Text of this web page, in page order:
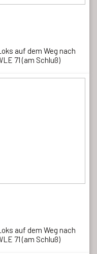
auf dem Weg nach
71 (am Schluß)
auf dem Weg nach
71 (am Schluß)